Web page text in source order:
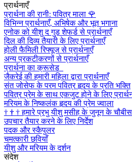
प्रार्थनाएँ
प्रार्थना की रानी: पवित्र माला 🌹
विभिन्न प्रार्थनाएँ, अभिषेक और भूत भगाना
एनोक को यीशु द गुड शेफर्ड से प्रार्थनाएँ
दिल की दिव्य तैयारी के लिए प्रार्थनाएँ
होली फैमिली रिफ्यूज से प्रार्थनाएँ
अन्य प्रकटीकरणों से प्रार्थनाएँ
प्रार्थना का क्रूसेड
जैकरेई की हमारी महिला द्वारा प्रार्थनाएँ
संत जोसेफ के परम पवित्र हृदय के प्रति भक्ति
पवित्र प्रेम के साथ एकजुट होने के लिए
मरियम के निष्कलंक हृदय की प्रेम ज्वाला
† † † हमारे प्रभु यीशु मसीह के जुनून के
उपचार तैयार करने के लिए निर्देश
पदक और स्कैपुलर
चमत्कारी छवियाँ
यीशु और मरियम के दर्शन
संदेश